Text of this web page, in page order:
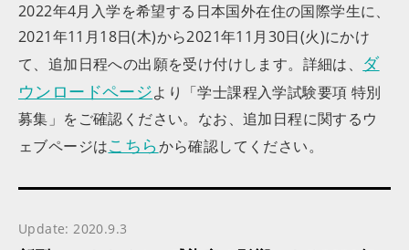
2022年4月入学を希望する日本国外在住の国際学生に、
2021年11月18日(木)から2021年11月30日(火)にかけ
て、追加日程への出願を受け付けします。詳細は、 ダ
ウンロードページより「学士課程入学試験要項 特別
募集」をご確認ください。なお、追加日程に関するウ
ェブページはこちらから確認してください。
Update: 2020.9.3